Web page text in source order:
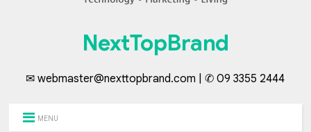
NextTopBrand
✉ webmaster@nexttopbrand.com | ✆ 09 3355 2444
MENU